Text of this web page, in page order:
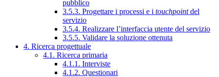
pubblico
3.5.3. Progettare i processi e i touchpointdel
servizio
3.5.4. Realizzare l’interfaccia utente del servizio
3.5.5. Validare la soluzione ottenuta
4. Ricerca progettuale
4.1. Ricerca primaria
4.1.1. Interviste
4.1.2. Questionari